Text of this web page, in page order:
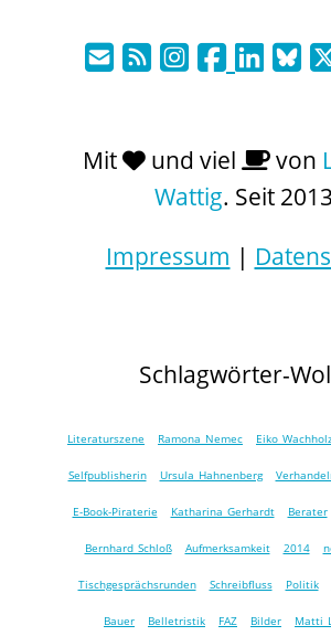
Mit und viel von
Wattig. Seit
Impressum |
Schlagwörter-
Literaturszene Ramona Nemec Eiko
Selfpublisherin Ursula Hahnenberg
E-Book-Piraterie Katharina Gerhardt Berater
Bernhard Schloß Aufmerksamkeit 2014
Tischgesprächsrunden Schreibfluss Politik
Bauer Belletristik FAZ Bilder Matti